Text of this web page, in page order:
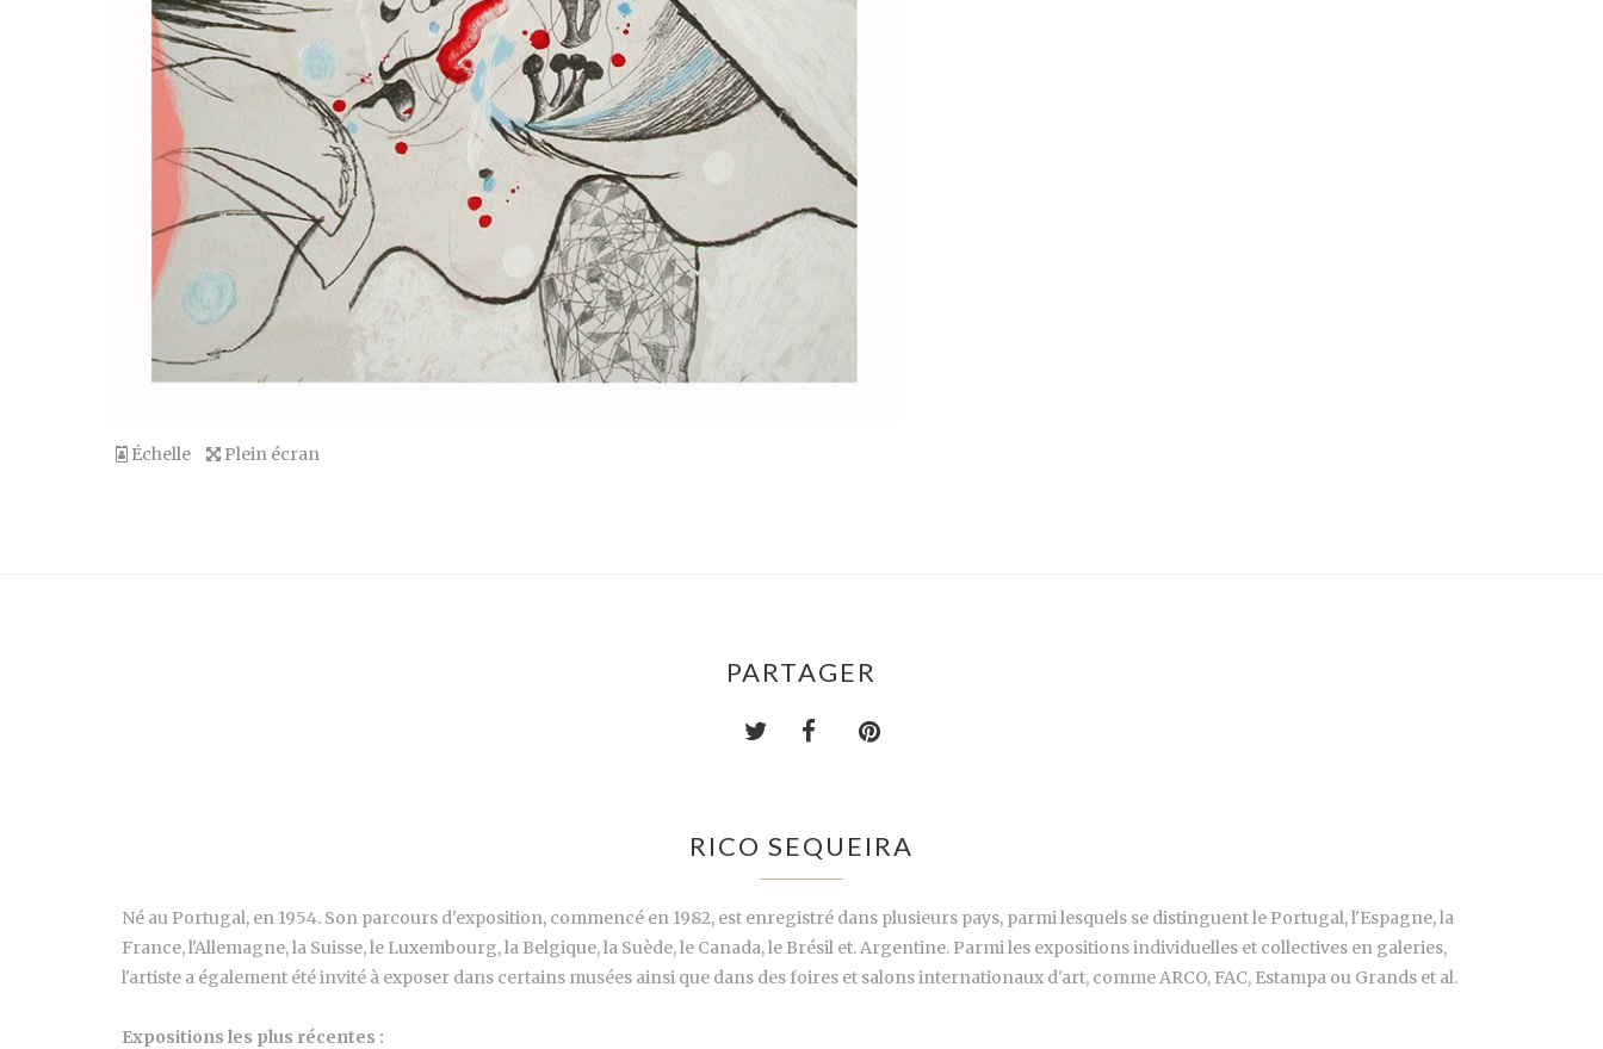
Échelle Plein écran
PARTAGER
RICO SEQUEIRA
Né au Portugal, en 1954. Son parcours d'exposition, commencé en 1982, est enregistré dans plusieurs pays, parmi lesquels se distinguent le Portugal, l'Espagne, la
France, l'Allemagne, la Suisse, le Luxembourg, la Belgique, la Suède, le Canada, le Brésil et. Argentine. Parmi les expositions individuelles et collectives en galeries,
l'artiste a également été invité à exposer dans certains musées ainsi que dans des foires et salons internationaux d'art, comme ARCO, FAC, Estampa ou Grands et al.
Expositions les plus récentes :